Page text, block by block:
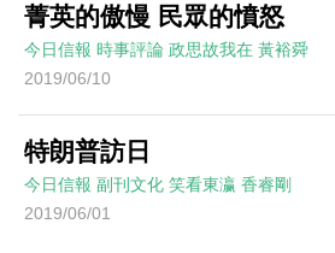
菁英的傲慢 民眾的憤怒
今日信報 時事評論 政思故我在 黃裕舜
2019/06/10
特朗普訪日
今日信報 副刊文化 笑看東瀛 香睿剛
2019/06/01